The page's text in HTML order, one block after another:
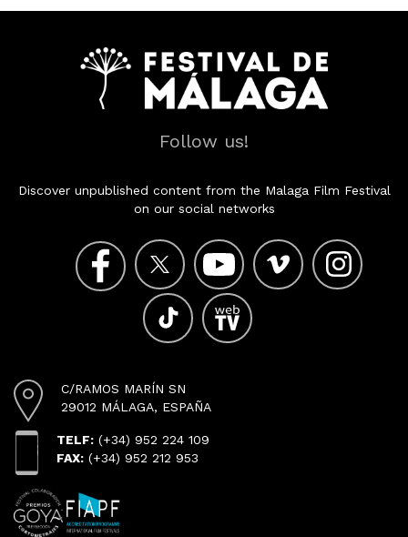
Follow us!
Discover unpublished content from the Malaga Film Festival
on our social networks
C/RAMOS MARÍN SN
29012 MÁLAGA, ESPAÑA
TELF: (+34) 952 224 109
FAX: (+34) 952 212 953